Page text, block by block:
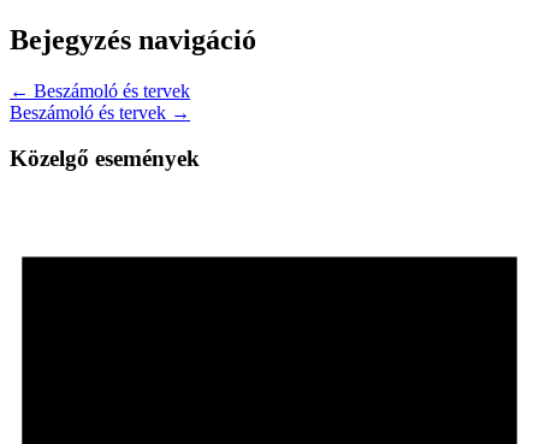
Bejegyzés navigáció
← Beszámoló és tervek
Beszámoló és tervek →
Közelgő események